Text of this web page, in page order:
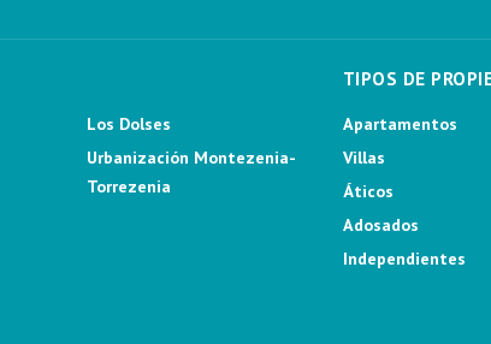
Los Dolses
Urbanización Montezenia-
Torrezenia
TIPOS DE
Apartamentos
Villas
Áticos
Adosados
Independientes